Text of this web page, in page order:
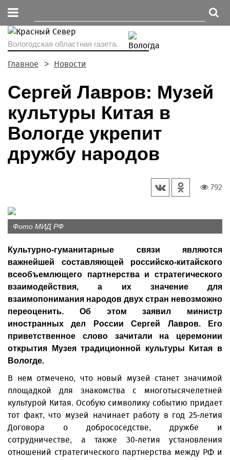
Вологодская областная газета.
Главное Новости
Сергей Лавров: Музей
культуры Китая в
Вологде укрепит
дружбу народов
792
Фото МИД РФ
Культурно-гуманитарные связи являются
важнейшей составляющей российско-китайского
всеобъемлющего партнерства и стратегического
взаимодействия, а их значение для
взаимопонимания народов двух стран невозможно
переоценить. Об этом заявил министр
иностранных дел России Сергей Лавров. Его
приветственное слово зачитали на церемонии
открытия Музея традиционной культуры Китая в
Вологде.
В нем отмечено, что новый музей станет значимой
площадкой для знакомства с многотысячелетней
культурой Китая. Особую символику событию придает
тот факт, что музей начинает работу в год 25-летия
Договора о добрососедстве, дружбе и
сотрудничестве, а также 30-летия установления
отношений стратегического партнерства между РФ и